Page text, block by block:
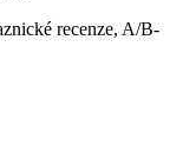
recenze, A/B-